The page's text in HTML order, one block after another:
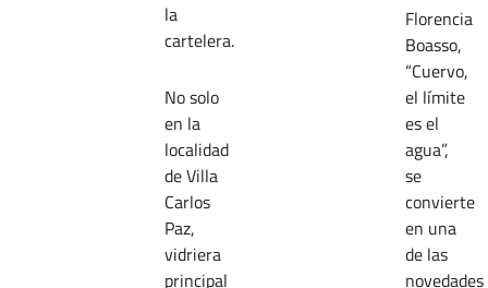
la
cartelera.
No solo
en la
localidad
de Villa
Carlos
Paz,
vidriera
principal
Florencia
Boasso,
“Cuervo,
el límite
es el
agua”,
se
convierte
en una
de las
novedades